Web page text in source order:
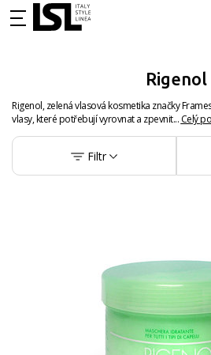
Rigenol
Rigenol, zelená vlasová kosmetika značky
vlasy, které potřebují vyrovnat a zpevnit... Celý
Filtr